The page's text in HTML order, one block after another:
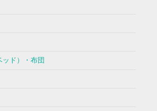
ド）・布団